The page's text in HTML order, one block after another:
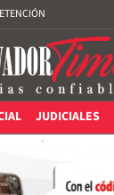
JUDICIALES